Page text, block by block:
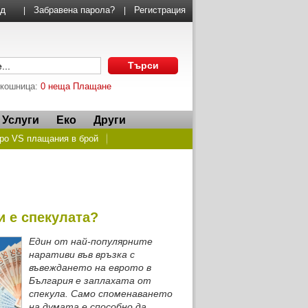
Забравена парола? Регистрация
0 неща Плащане
VS плащания в брой
или „дигитално робство“?
сменим левовете в евро
институции
левове в евро?
Услуги Еко Други
е спекулата?
Един от най-популярните
наративи във връзка с
въвеждането на еврото в
България е заплахата от
спекула. Само споменаването